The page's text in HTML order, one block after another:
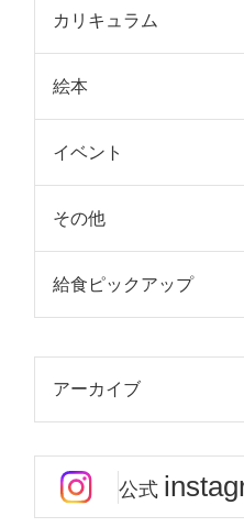
カリキュラム
絵本
イベント
その他
給食ピックアップ
アーカイブ
公式